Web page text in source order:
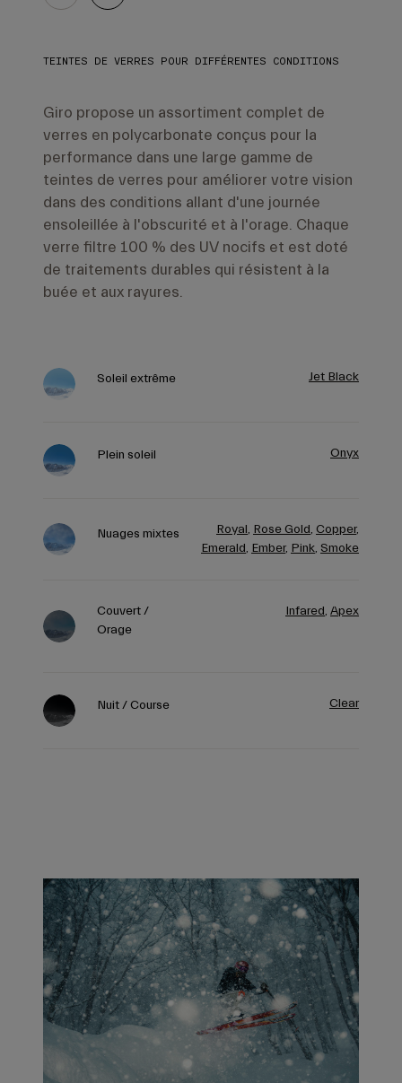
TEINTES DE VERRES POUR DIFFÉRENTES CONDITIONS
Giro propose un assortiment complet de
verres en polycarbonate conçus pour la
performance dans une large gamme de
teintes de verres pour améliorer votre vision
dans des conditions allant d'une journée
ensoleillée à l'obscurité et à l'orage. Chaque
verre filtre 100 % des UV nocifs et est doté
de traitements durables qui résistent à la
buée et aux rayures.
Soleil extrême Jet Black
Plein soleil Onyx
Nuages mixtes Royal, Rose Gold, Copper,
Emerald, Ember, Pink, Smoke
Couvert /
Orage
Infared, Apex
Nuit / Course Clear